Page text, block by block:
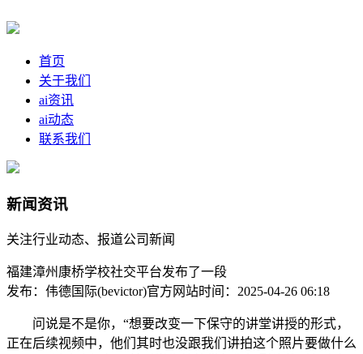
首页
关于我们
ai资讯
ai动态
联系我们
新闻资讯
关注行业动态、报道公司新闻
福建漳州康桥学校社交平台发布了一段
发布：伟德国际(bevictor)官方网站时间：2025-04-26 06:18
问说是不是你，“想要改变一下保守的讲堂讲授的形式，
正在后续视频中，他们其时也没跟我们讲拍这个照片要做什么